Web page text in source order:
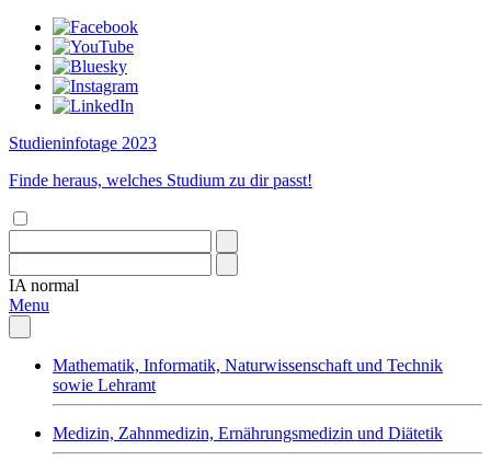
Studieninfotage 2023
Finde heraus, welches Studium zu dir passt!
IA normal
Menu
Mathematik, Informatik, Naturwissenschaft und Technik
sowie Lehramt
Medizin, Zahnmedizin, Ernährungsmedizin und Diätetik